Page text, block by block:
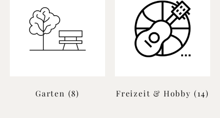
Garten (8) Freizeit & Hobby (14)